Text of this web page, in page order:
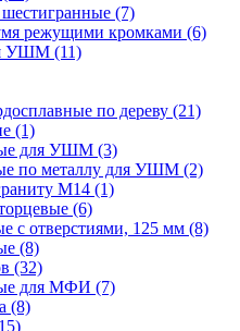
(7)
режущими кромками (6)
УШМ (11)
по дереву (21)
(1)
для УШМ (3)
по металлу для УШМ (2)
M14 (1)
(6)
с отверстиями, 125 мм (8)
(8)
(32)
для МФИ (7)
(8)